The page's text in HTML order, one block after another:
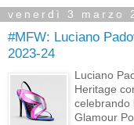
venerdì 3 marzo
#MFW: Luciano
2023-24
Luciano
Heritage
celebrando
Glamour